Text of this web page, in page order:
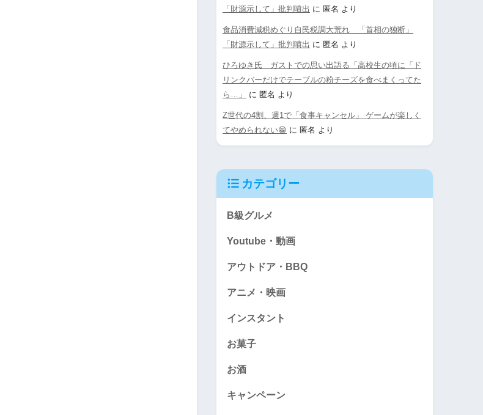
「財源示して」批判噴出 に 匿名 より
食品消費減税めぐり自民税調大荒れ 「首相の独断」
「財源示して」批判噴出 に 匿名 より
ひろゆき氏 ガストでの思い出語る「高校生の頃に「ド
リンクバーだけでテーブルの粉チーズを食べまくってた
ら…」
に 匿名 より
Z世代の4割、週1で「食事キャンセル」 ゲームが楽しく
てやめられない😁 に 匿名 より
カテゴリー
B級グルメ
Youtube・動画
アウトドア・BBQ
アニメ・映画
インスタント
お菓子
お酒
キャンペーン